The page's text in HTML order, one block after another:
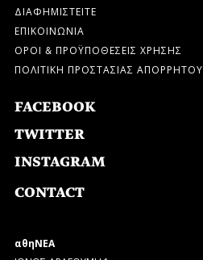
ΔΙΑΦΗΜΙΣΤΕΙΤΕ
ΕΠΙΚΟΙΝΩΝΙΑ
ΟΡΟΙ & ΠΡΟΫΠΟΘΕΣΕΙΣ ΧΡΗΣΗΣ
ΠΟΛΙΤΙΚΗ ΠΡΟΣΤΑΣΙΑΣ ΑΠΟΡΡΗΤΟΥ
FACEBOOK
TWITTER
INSTAGRAM
CONTACT
αθηΝΕΑ